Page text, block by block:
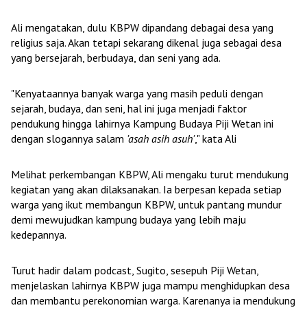
Ali mengatakan, dulu KBPW dipandang debagai desa yang
religius saja. Akan tetapi sekarang dikenal juga sebagai desa
yang bersejarah, berbudaya, dan seni yang ada.
"Kenyataannya banyak warga yang masih peduli dengan
sejarah, budaya, dan seni, hal ini juga menjadi faktor
pendukung hingga lahirnya Kampung Budaya Piji Wetan ini
dengan slogannya salam 'asah asih asuh'," kata Ali
Melihat perkembangan KBPW, Ali mengaku turut mendukung
kegiatan yang akan dilaksanakan. Ia berpesan kepada setiap
warga yang ikut membangun KBPW, untuk pantang mundur
demi mewujudkan kampung budaya yang lebih maju
kedepannya.
Turut hadir dalam podcast, Sugito, sesepuh Piji Wetan,
menjelaskan lahirnya KBPW juga mampu menghidupkan desa
dan membantu perekonomian warga. Karenanya ia mendukung